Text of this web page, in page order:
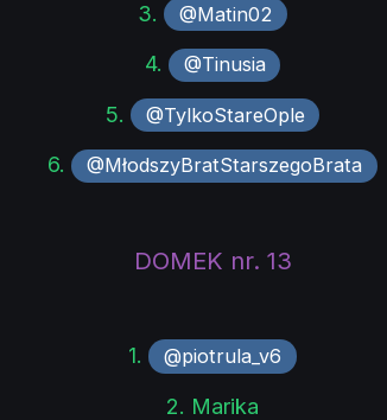
3.
@Matin02
4. @Tinusia
5. @TylkoStareOple
6. @MłodszyBratStarszegoBrata
DOMEK nr. 13
1. @piotrula_v6
2. Marika